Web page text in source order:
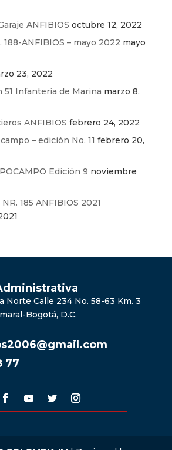
ANFIBIOS octubre 12, 2022
ANFIBIOS – mayo 2022 mayo
23, 2022
Infantería de Marina marzo 8,
ANFIBIOS febrero 24, 2022
– edición No. 11 febrero 20,
Edición 9 noviembre
185 ANFIBIOS 2021
Norte Calle 234 No. 58-63 Km. 3
Bogotá, D.C.
77